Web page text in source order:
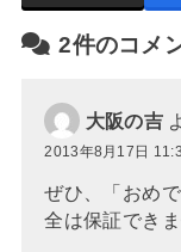
2件のコメ
大阪の吉
2013年8月17日
ぜひ、「おめ
全は保証でき